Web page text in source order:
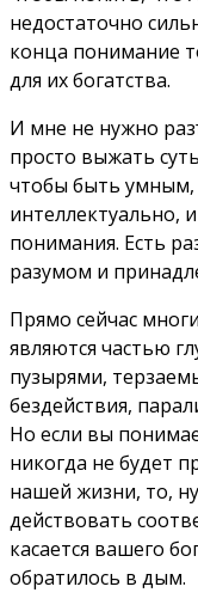
недостаточно
конца понимание
для их богатства.
И мне не нужно
просто выжать
чтобы быть
интеллектуально,
понимания. Есть
разумом и
Прямо сейчас
являются частью
пузырями,
бездействия,
Но если вы
никогда не будет
нашей жизни, то,
действовать
касается вашего
обратилось в дым.